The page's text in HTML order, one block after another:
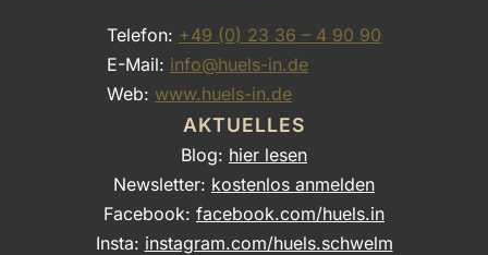
Telefon: +49 (0) 23 36 – 4 90 90
E-Mail: info@huels-in.de
Web: www.huels-in.de
AKTUELLES
Blog: hier lesen
Newsletter: kostenlos anmelden
Facebook: facebook.com/huels.in
Insta: instagram.com/huels.schwelm